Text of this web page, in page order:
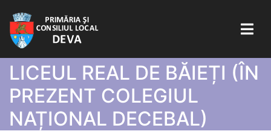
LICEUL REAL DE BĂIEȚI (ÎN
PREZENT COLEGIUL
NAȚIONAL DECEBAL)